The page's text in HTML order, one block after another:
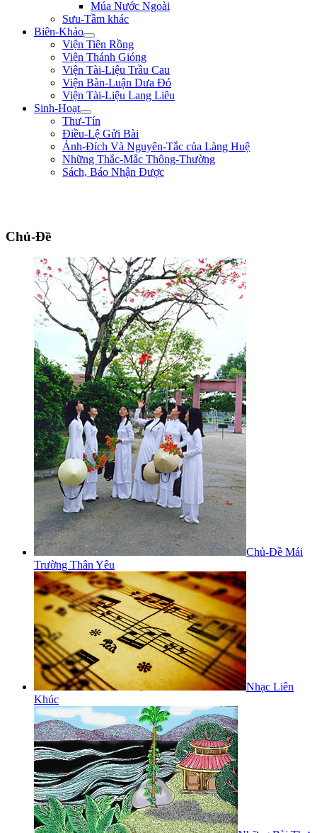
Múa Nước Ngoài
Sưu-Tầm khác
Biên-Khảo
Viện Tiên Rồng
Viện Thánh Gióng
Viện Tài-Liệu Trầu Cau
Viện Bàn-Luận Dưa Đỏ
Viện Tài-Liệu Lang Liêu
Sinh-Hoạt
Thư-Tín
Điều-Lệ Gửi Bài
Ảnh-Đích Và Nguyên-Tắc của Làng Huệ
Những Thắc-Mắc Thông-Thường
Sách, Báo Nhận Được
Chủ-Đề
Chủ-Đề Mái
Trường Thân Yêu
Nhạc Liên
Khúc